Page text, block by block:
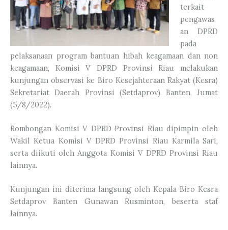
terkait
pengawas
an DPRD
pada
pelaksanaan program bantuan hibah keagamaan dan non
keagamaan, Komisi V DPRD Provinsi Riau melakukan
kunjungan observasi ke Biro Kesejahteraan Rakyat (Kesra)
Sekretariat Daerah Provinsi (Setdaprov) Banten, Jumat
(5/8/2022).
Rombongan Komisi V DPRD Provinsi Riau dipimpin oleh
Wakil Ketua Komisi V DPRD Provinsi Riau Karmila Sari,
serta diikuti oleh Anggota Komisi V DPRD Provinsi Riau
lainnya.
Kunjungan ini diterima langsung oleh Kepala Biro Kesra
Setdaprov Banten Gunawan Rusminton, beserta staf
lainnya.